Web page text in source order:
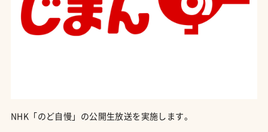
NHK「のど自慢」の公開生放送を実施します。